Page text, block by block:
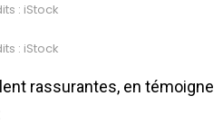
: iStock
: iStock
rassurantes, en témoigne